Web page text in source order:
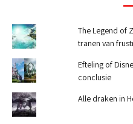
The Legend of
tranen van
Efteling of
conclusie
Alle draken in